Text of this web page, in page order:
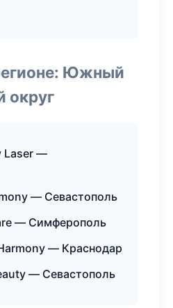
Южный
округ
Laser —
— Севастополь
— Симферополь
— Краснодар
— Севастополь